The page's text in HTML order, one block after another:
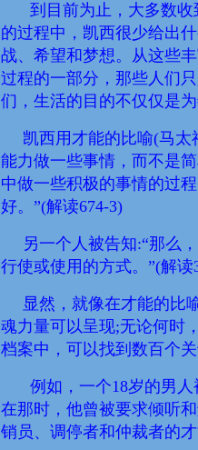
到目前为止，大多数
的过程中，凯西很少给出
战、希望和梦想。从这些
过程的一部分， 那些人们
们，生活的目的不仅仅是
凯西用才能的比喻(马太
能力做一些事情，而不是
中做一些积极的事情的过
好。”(解读674-3)
另一个人被告知:“那么
行使或使用的方式。”(解读
显然，就像在才能的比
魂力量可以呈现;无论何时
档案中 ， 可以找到数百个
例如，一个18岁的男
在那时 ，他曾被要求倾听
销员、调停者和仲裁者的